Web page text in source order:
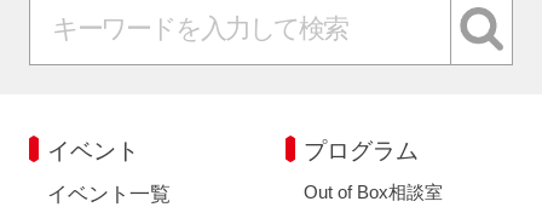
イベント
イベント一覧
プログラム
Out of Box相談室